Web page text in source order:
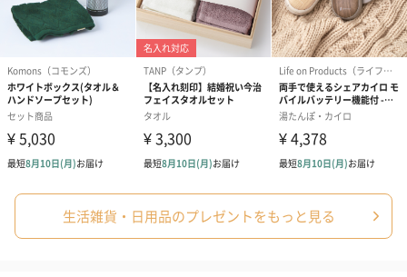
ぬいぐるみ
愛らしいぬいぐるみを同梱してお届けします。
誕生日・記念日・出産祝いなどのシーンにおすすめです。
生活雑貨・日用品のプレゼントをもっと見る